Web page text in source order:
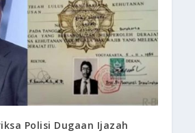
Polisi Dugaan Ijazah